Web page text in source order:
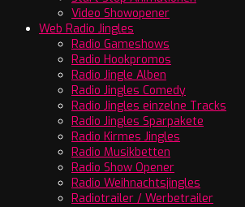
Video Showopener
Web Radio Jingles
Radio Gameshows
Radio Hookpromos
Radio Jingle Alben
Radio Jingles Comedy
Radio Jingles einzelne Tracks
Radio Jingles Sparpakete
Radio Kirmes Jingles
Radio Musikbetten
Radio Show Opener
Radio Weihnachtsjingles
Radiotrailer / Werbetrailer